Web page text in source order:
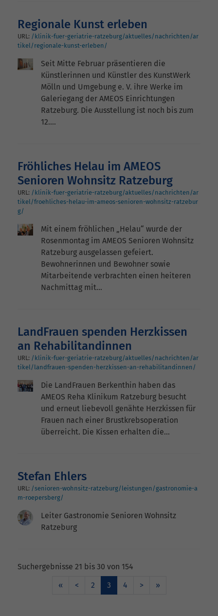
Regionale Kunst erleben
URL: /klinik-fuer-geriatrie-ratzeburg/aktuelles/nachrichten/ar
tikel/regionale-kunst-erleben/
Seit Mitte Februar präsentieren die
Künstlerinnen und Künstler des KunstWerk
Mölln und Umgebung e. V. ihre Werke im
Galeriegang der AMEOS Einrichtungen
Ratzeburg. Die Ausstellung ist noch bis zum
12.…
Fröhliches Helau im AMEOS
Senioren Wohnsitz Ratzeburg
URL: /klinik-fuer-geriatrie-ratzeburg/aktuelles/nachrichten/ar
tikel/froehliches-helau-im-ameos-senioren-wohnsitz-ratzebur
g/
Mit einem fröhlichen „Helau“ wurde der
Rosenmontag im AMEOS Senioren Wohnsitz
Ratzeburg ausgelassen gefeiert.
Bewohnerinnen und Bewohner sowie
Mitarbeitende verbrachten einen heiteren
Nachmittag mit…
LandFrauen spenden Herzkissen
an Rehabilitandinnen
URL: /klinik-fuer-geriatrie-ratzeburg/aktuelles/nachrichten/ar
tikel/landfrauen-spenden-herzkissen-an-rehabilitandinnen/
Die LandFrauen Berkenthin haben das
AMEOS Reha Klinikum Ratzeburg besucht
und erneut liebevoll genähte Herzkissen für
Frauen nach einer Brustkrebsoperation
überreicht. Die Kissen erhalten die…
Stefan Ehlers
URL: /senioren-wohnsitz-ratzeburg/leistungen/gastronomie-a
m-roepersberg/
Leiter Gastronomie Senioren Wohnsitz
Ratzeburg
Suchergebnisse 21 bis 30 von 154
«
< 2 3 4 > »